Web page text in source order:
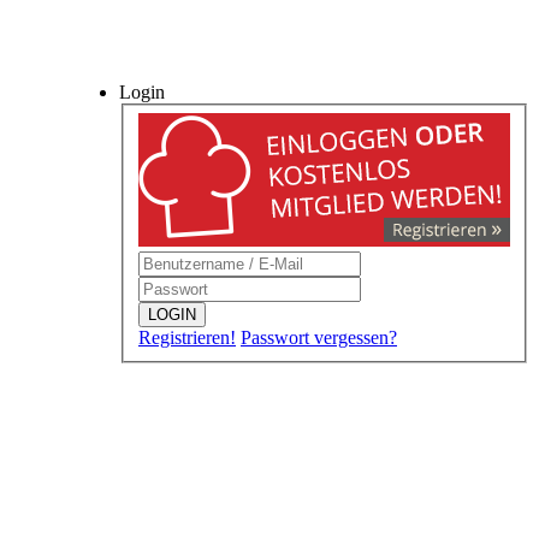
Login
LOGIN
Registrieren! Passwort vergessen?